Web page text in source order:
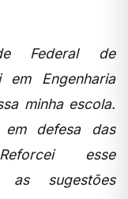
Federal de
em Engenharia
minha escola.
defesa das
esse
sugestões